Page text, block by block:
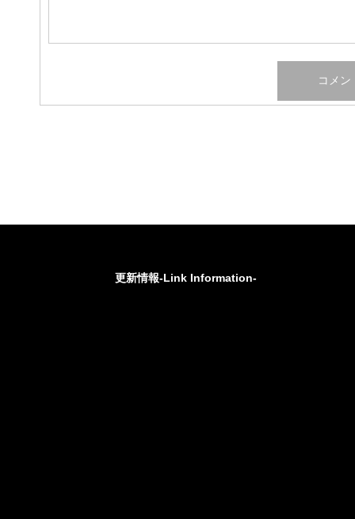
更新情報-Link Information-